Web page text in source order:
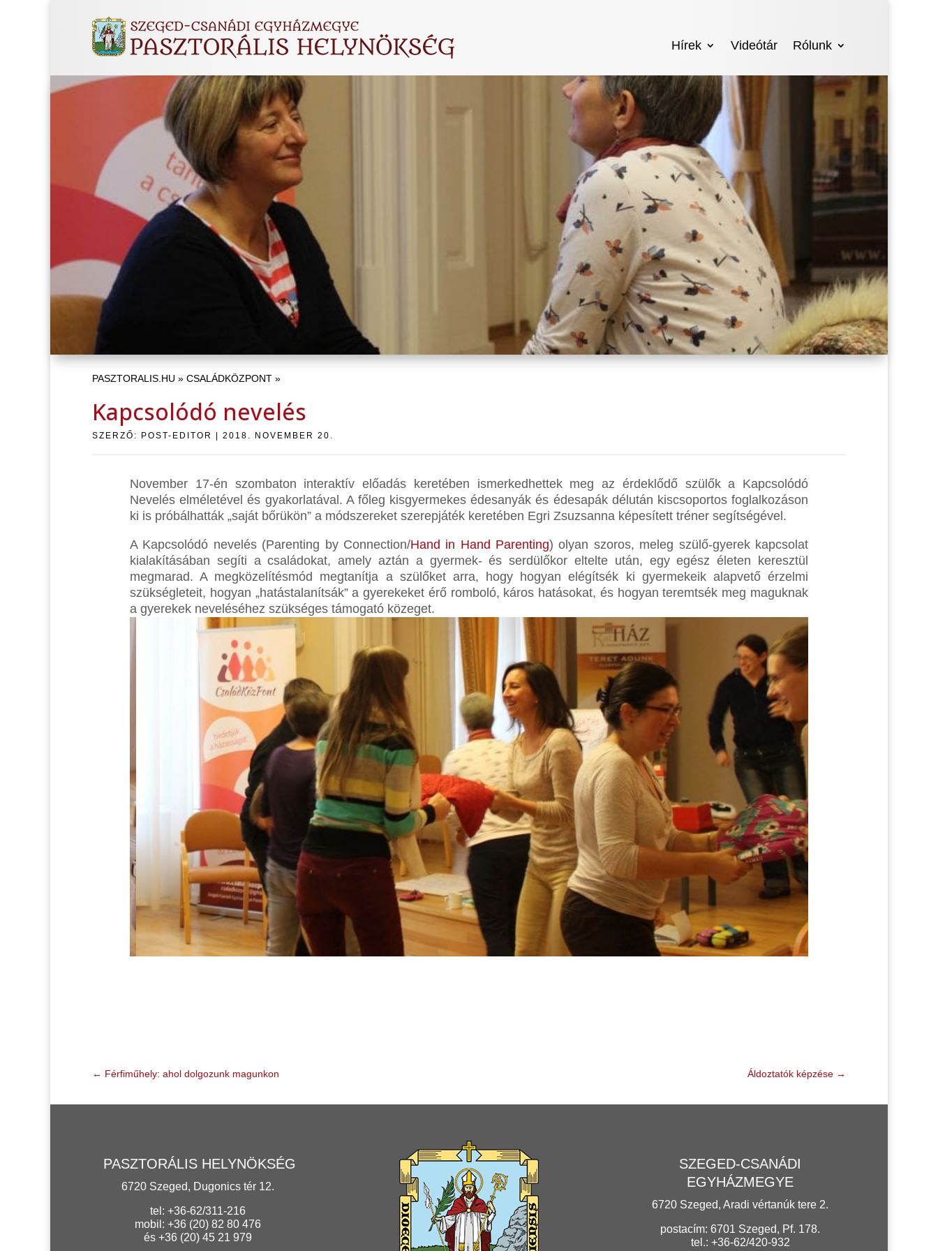
Hírek Videótár Rólunk
PASZTORALIS.HU » CSALÁDKÖZPONT »
Kapcsolódó nevelés
SZERZŐ: POST-EDITOR 2018. NOVEMBER 20.
November 17-én szombaton interaktív előadás keretében ismerkedhettek meg az érdeklődő szülők a Kapcsolódó
Nevelés elméletével és gyakorlatával. A főleg kisgyermekes édesanyák és édesapák délután kiscsoportos foglalkozáson
ki is próbálhatták „saját bőrükön” a módszereket szerepjáték keretében Egri Zsuzsanna képesített tréner segítségével.
A Kapcsolódó nevelés (Parenting by Connection/Hand in Hand Parenting) olyan szoros, meleg szülő-gyerek kapcsolat
kialakításában segíti a családokat, amely aztán a gyermek- és serdülőkor eltelte után, egy egész életen keresztül
megmarad. A megközelítésmód megtanítja a szülőket arra, hogy hogyan elégítsék ki gyermekeik alapvető érzelmi
szükségleteit, hogyan „hatástalanítsák” a gyerekeket érő romboló, káros hatásokat, és hogyan teremtsék meg maguknak
a gyerekek neveléséhez szükséges támogató közeget.
← Férfiműhely: ahol dolgozunk magunkon Áldoztatók képzése →
PASZTORÁLIS HELYNÖKSÉG
6720 Szeged, Dugonics tér 12.
tel: +36-62/311-216
mobil: +36 (20) 82 80 476
és +36 (20) 45 21 979
SZEGED-CSANÁDI
EGYHÁZMEGYE
6720 Szeged, Aradi vértanúk tere 2.
postacím: 6701 Szeged, Pf. 178.
tel.: +36-62/420-932